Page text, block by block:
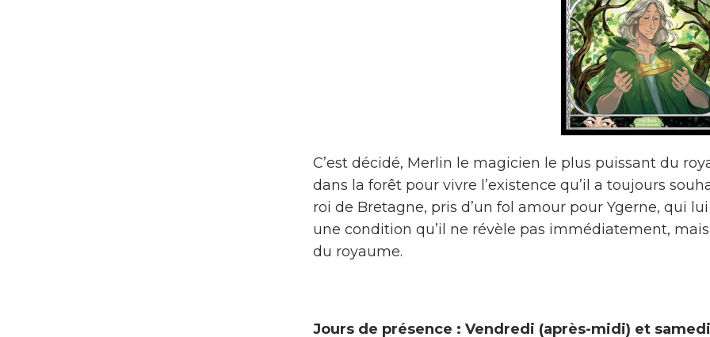
C’est décidé, Merlin le magicien le plus puissant du
dans la forêt pour vivre l’existence qu’il a toujours
roi de Bretagne, pris d’un fol amour pour Ygerne, qui
une condition qu’il ne révèle pas immédiatement,
du royaume.
Jours de présence : Vendredi (après-midi) et